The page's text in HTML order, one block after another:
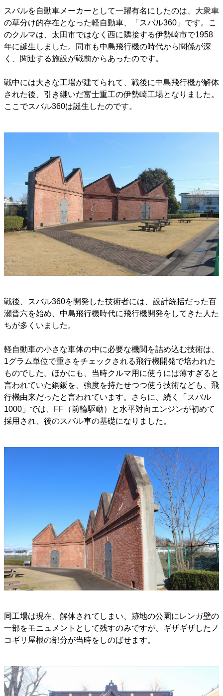
スバルを自動車メーカーとして一躍有名にしたのは、大衆車
の草分け的存在となった軽自動車、「スバル360」です。こ
のクルマは、太田市ではなく西に隣接する伊勢崎市で1958
年に誕生しました。同市も中島飛行機の時代から関係が深
く、関連する施設が戦前からあったのです。
戦中には大きな工場が建てられて、戦後に中島飛行機が解体
された後、引き継いだ富士重工の伊勢崎工場となりました。
ここでスバル360は誕生したのです。
戦後、スバル360を開発した技術者には、設計統括だった百
瀬晋六を始め、中島飛行機時代に飛行機開発をしてきた人た
ちが多くいました。
軽自動車の小さな車体の中に必要な機関を詰め込む技術は、
1グラム単位で重さをチェックされる飛行機開発で培われた
ものでした。ほかにも、当時クルマ用に使うには薄すぎると
言われていた鋼鈑を、強度を持たせつつ使う技術なども、飛
行機由来だったと言われています。さらに、続く「スバル
1000」では、FF（前輪駆動）と水平対向エンジンが初めて
採用され、後のスバル車の基礎になりました。
同工場は現在、解体されてしまい、跡地の公園にレンガ壁の
一部をモニュメントとして残すのみですが、ギザギザしたノ
コギリ屋根の部分が当時をしのばせます。